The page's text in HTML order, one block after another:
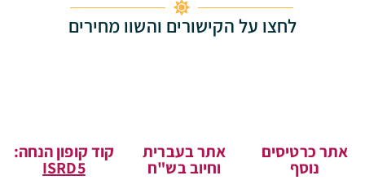
לחצו על הקישורים והשוו מחירים
אתר כרטיסים
נוסף
אתר בעברית
וחיוב בש"ח
קוד קופון הנחה:
ISRD5